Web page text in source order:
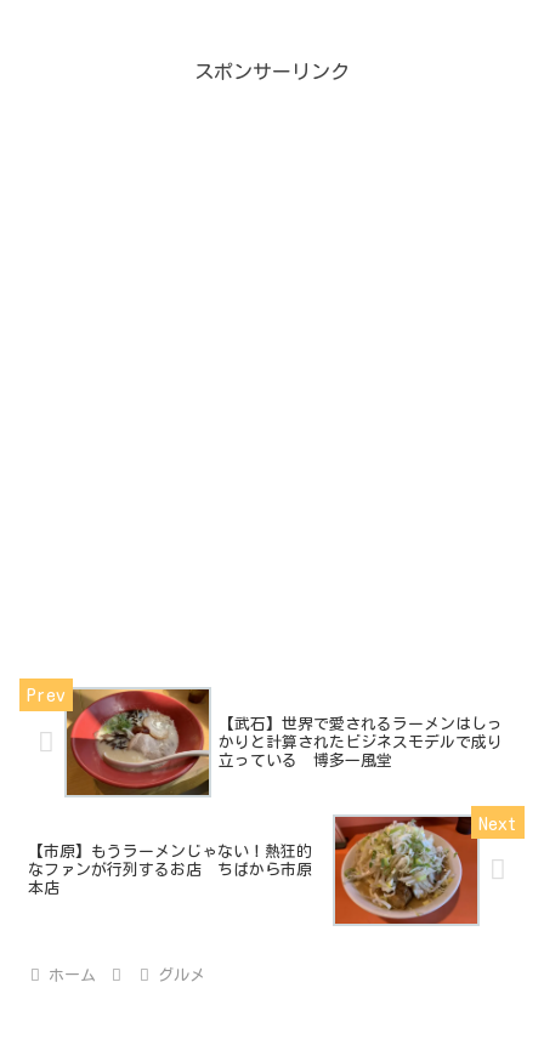
スポンサーリンク
【武石】世界で愛されるラーメンはしっ
かりと計算されたビジネスモデルで成り
立っている 博多一風堂
【市原】もうラーメンじゃない！熱狂的
なファンが行列するお店 ちばから市原
本店
ホーム グルメ